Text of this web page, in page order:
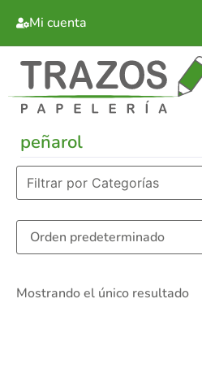
Mi cuenta
peñarol
Filtrar por Categorías
Mostrando el único resultado